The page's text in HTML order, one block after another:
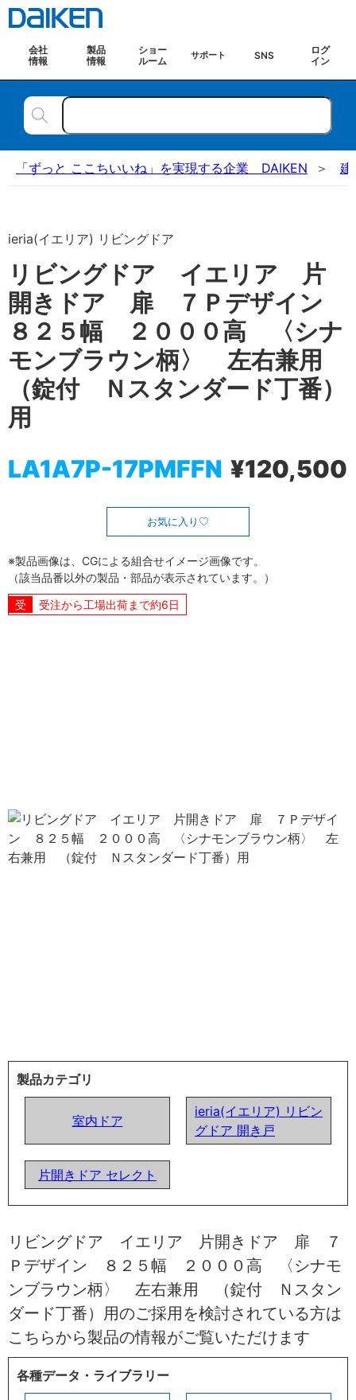
会社
情報
製品
情報
ショー
ルーム
サポート SNS
ログ
イン
「ずっと ここちいいね」を実現する企業 DAIKEN 建
ieria(イエリア) リビングドア
リビングドア イエリア 片
開きドア 扉 ７Ｐデザイン
８２５幅 ２０００高 〈シナ
モンブラウン柄〉 左右兼用
（錠付 Ｎスタンダード丁番）
用
LA1A7P-17PMFFN ¥120,500
お気に入り
※製品画像は、CGによる組合せイメージ画像です。
（該当品番以外の製品・部品が表示されています。）
受注から工場出荷まで約6日
製品カテゴリ
室内ドア
ieria(イエリア) リビン
グドア 開き戸
片開きドア セレクト
リビングドア イエリア 片開きドア 扉 ７
Ｐデザイン ８２５幅 ２０００高 〈シナモ
ンブラウン柄〉 左右兼用 （錠付 Ｎスタン
ダード丁番）用のご採用を検討されている方は
こちらから製品の情報がご覧いただけます
各種データ・ライブラリー